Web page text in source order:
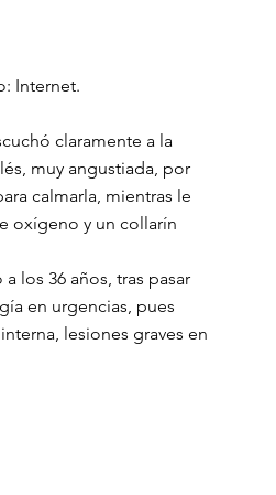
Internet.
claramente a la
muy angustiada, por
calmarla, mientras le
oxígeno y un collarín
los 36 años, tras pasar
en urgencias, pues
lesiones graves en